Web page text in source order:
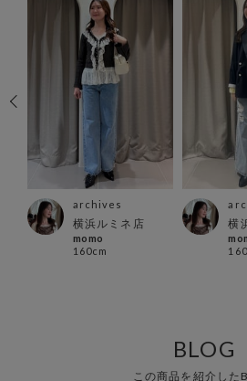
archives
横浜ルミネ店
momo
160cm
横
BLOG
この商品を紹介した